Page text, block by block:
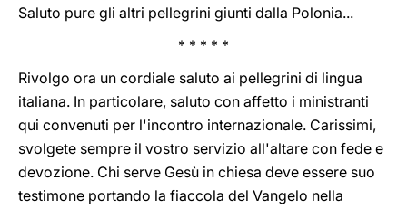
Saluto pure gli altri pellegrini giunti dalla Polonia...
* * * * *
Rivolgo ora un cordiale saluto ai pellegrini di lingua
italiana. In particolare, saluto con affetto i ministranti
qui convenuti per l'incontro internazionale. Carissimi,
svolgete sempre il vostro servizio all'altare con fede e
devozione. Chi serve Gesù in chiesa deve essere suo
testimone portando la fiaccola del Vangelo nella